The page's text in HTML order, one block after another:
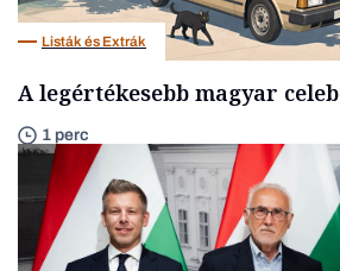
Listák és Extrák
A legértékesebb magyar
1 perc